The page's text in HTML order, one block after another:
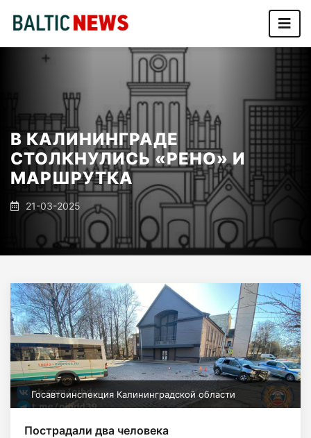
В КАЛИНИНГРАДЕ
СТОЛКНУЛИСЬ «РЕНО» И
МАРШРУТКА
21-03-2025
Госавтоинспекция Калининградской области
Пострадали два человека